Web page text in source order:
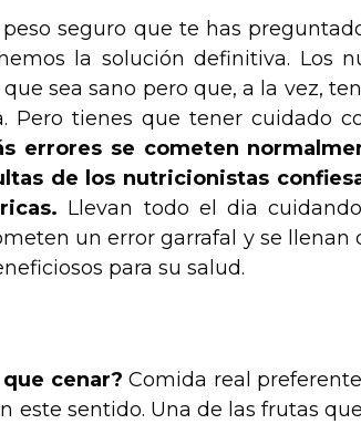
seguro que te has
la solución definitiva. Los
sea sano pero que, a la vez,
Pero tienes que tener cuidado
errores se cometen
de los nutricionistas
Llevan todo el dia
un error garrafal y se llenan
para su salud.
que cenar? Comida real
este sentido. Una de las frutas